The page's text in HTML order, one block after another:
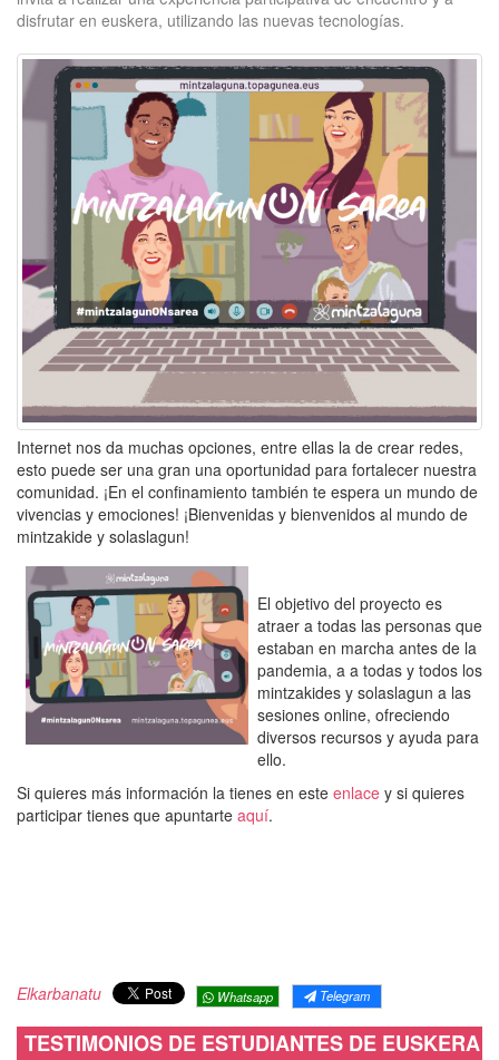
disfrutar en euskera, utilizando las nuevas tecnologías.
Internet nos da muchas opciones, entre ellas la de crear redes,
esto puede ser una gran una oportunidad para fortalecer nuestra
comunidad. ¡En el confinamiento también te espera un mundo de
vivencias y emociones! ¡Bienvenidas y bienvenidos al mundo de
mintzakide y solaslagun!
El objetivo del proyecto es
atraer a todas las personas que
estaban en marcha antes de la
pandemia, a a todas y todos los
mintzakides y solaslagun a las
sesiones online, ofreciendo
diversos recursos y ayuda para
ello.
Si quieres más información la tienes en este enlace y si quieres
participar tienes que apuntarte aquí.
Elkarbanatu Whatsapp Telegram
TESTIMONIOS DE ESTUDIANTES DE EUSKERA